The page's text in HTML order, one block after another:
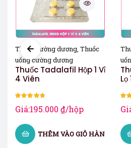
Thuốc cường dương, Thuốc
uống cường dương
Thuốc Tadalafil Hộp 1 Vỉ
4 Viên
Được xếp
sao
Giá:195.000 ₫/hộp
THÊM VÀO GIỎ HÀNG
Lọ
5